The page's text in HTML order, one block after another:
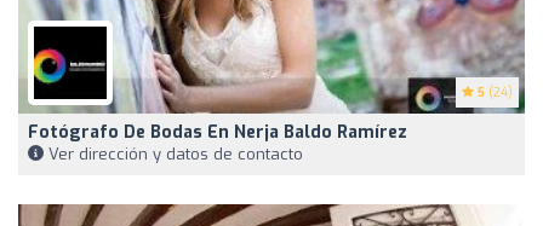
5 (24)
Fotógrafo De Bodas En Nerja Baldo Ramírez
Ver dirección y datos de contacto